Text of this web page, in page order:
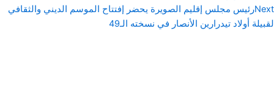
Nextرئيس مجلس إقليم الصويرة يحضر إفتتاح الموسم الديني والثقافي
لقبيلة أولاد تيدرارين الأنصار في نسخته الـ49